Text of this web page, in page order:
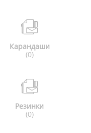
Карандаши
(0)
Резинки
(0)